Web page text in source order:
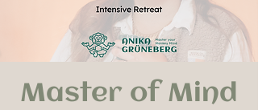
Master of Mind